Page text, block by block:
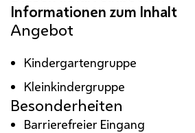
Angebot
Kindergartengruppe
Kleinkindergruppe
Besonderheiten
Barrierefreier Eingang